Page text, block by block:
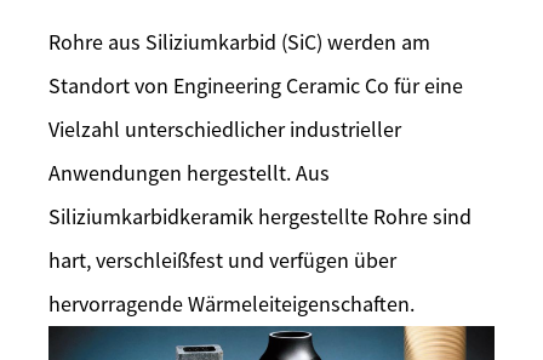
Rohre aus Siliziumkarbid (SiC) werden am
Standort von Engineering Ceramic Co für eine
Vielzahl unterschiedlicher industrieller
Anwendungen hergestellt. Aus
Siliziumkarbidkeramik hergestellte Rohre sind
hart, verschleißfest und verfügen über
hervorragende Wärmeleiteigenschaften.